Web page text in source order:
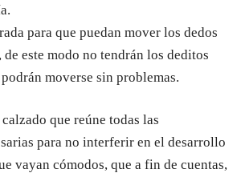
para que puedan mover los dedos
este modo no tendrán los deditos
moverse sin problemas.
que reúne todas las
para no interferir en el desarrollo
vayan cómodos, que a fin de cuentas,